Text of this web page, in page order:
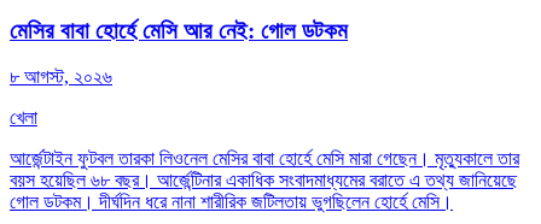
মেসির বাবা হোর্হে মেসি আর নেই: গোল ডটকম
৮ আগস্ট, ২০২৬
খেলা
আর্জেন্টাইন ফুটবল তারকা লিওনেল মেসির বাবা হোর্হে মেসি মারা গেছেন। মৃত্যুকালে তার
বয়স হয়েছিল ৬৮ বছর। আর্জেন্টিনার একাধিক সংবাদমাধ্যমের বরাতে এ তথ্য জানিয়েছে
গোল ডটকম। দীর্ঘদিন ধরে নানা শারীরিক জটিলতায় ভুগছিলেন হোর্হে মেসি।